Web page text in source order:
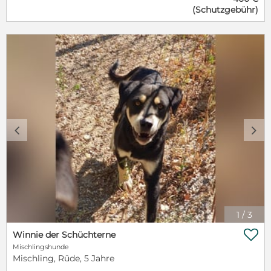
Schutzgebühr an verantwortungsvolle Menschen
vermittelt. Vor der Ausreise wird ein Bluttest auf
Mittelmeerkrankheiten durchgeführt: Borreliose,
Anaplasmose, Ehrlichiose, Dirofilariose, Babesiose
Wenn du mich gerne kennenlernen möchtest, dann
gehe bitte auf unsere Homepage
www.tierhilfebruno.de, unter Kontakte -
Interessentenbogen und fülle diesen aus :) Wir
melden uns dann schnellstmöglich bei dir, damit du
deinen Schatz bald in die Arme schließen kannst
(Schutzgebühr)
1 / 3
c d
Winnie der Schüchterne
Mischlingshunde
Mischling, Rüde, 5 Jahre
